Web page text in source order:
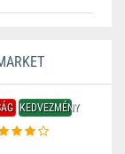
KEDVEZMÉNY